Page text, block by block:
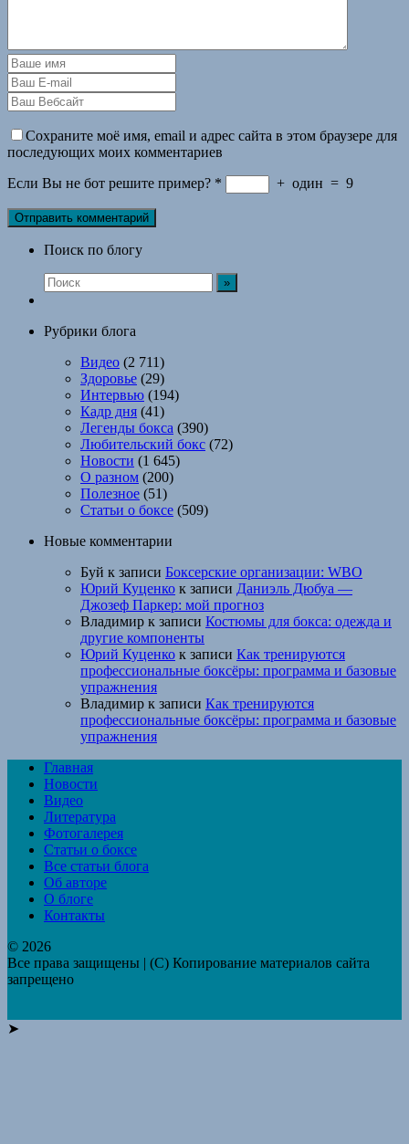
Сохраните моё имя, email и адрес сайта в этом браузере для
последующих моих комментариев
Если Вы не бот решите пример? * + один = 9
Поиск по блогу
Рубрики блога
Видео (2 711)
Здоровье (29)
Интервью (194)
Кадр дня (41)
Легенды бокса (390)
Любительский бокс (72)
Новости (1 645)
О разном (200)
Полезное (51)
Статьи о боксе (509)
Новые комментарии
Буй к записи Боксерские организации: WBO
Юрий Куценко к записи Даниэль Дюбуа —
Джозеф Паркер: мой прогноз
Владимир к записи Костюмы для бокса: одежда и
другие компоненты
Юрий Куценко к записи Как тренируются
профессиональные боксёры: программа и базовые
упражнения
Владимир к записи Как тренируются
профессиональные боксёры: программа и базовые
упражнения
Главная
Новости
Видео
Литература
Фотогалерея
Статьи о боксе
Все статьи блога
Об авторе
О блоге
Контакты
© 2026
Все права защищены | (C) Копирование материалов сайта
запрещено
➤